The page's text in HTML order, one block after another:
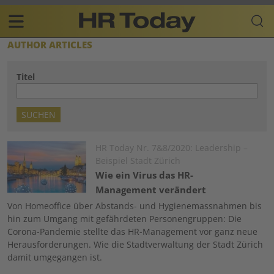
Skip
content
Plattform
für
Human
Main
DE
AUTHOR ARTICLES
Titel
HR Today Nr. 7&8/2020: Leadership –
Beispiel Stadt Zürich
Wie ein Virus das HR-
Management verändert
Von Homeoffice über Abstands- und Hygienemassnahmen bis
hin zum Umgang mit gefährdeten Personengruppen: Die
Corona-Pandemie stellte das HR-Management vor ganz neue
Herausforderungen. Wie die Stadtverwaltung der Stadt Zürich
damit umgegangen ist.